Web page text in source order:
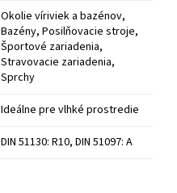
Okolie víriviek a bazénov,
Bazény, Posilňovacie stroje,
Športové zariadenia,
Stravovacie zariadenia,
Sprchy
Ideálne pre vlhké prostredie
DIN 51130: R10, DIN 51097: A